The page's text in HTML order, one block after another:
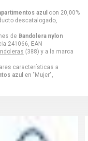
azul con 20,00%
descatalogado,
de Bandolera nylon
241066, EAN
(388) y a la marca
características a
azul en "Mujer",